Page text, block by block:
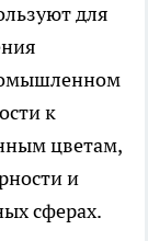
для
к
цветам,
и
сферах.